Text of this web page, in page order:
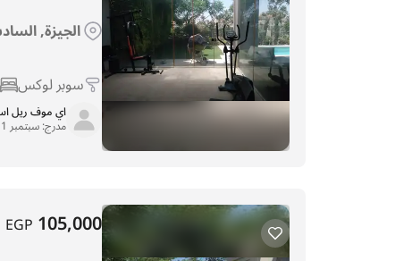
الجيزة,
سوبر لوكس
اي موف ريل
مدرج:سبتمبر 11, 2025
105,000
EGP